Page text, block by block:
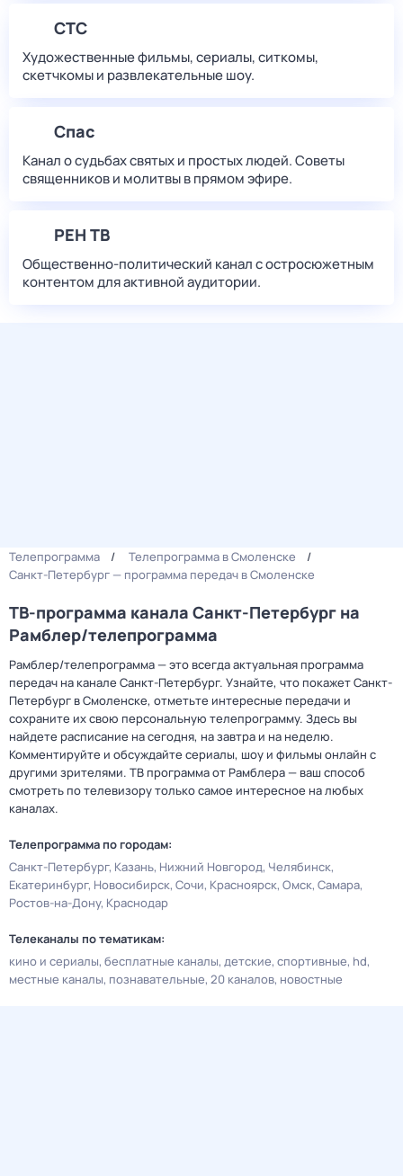
СТС
Художественные фильмы, сериалы, ситкомы,
скетчкомы и развлекательные шоу.
Спас
Канал о судьбах святых и простых людей. Советы
священников и молитвы в прямом эфире.
РЕН ТВ
Общественно-политический канал с остросюжетным
контентом для активной аудитории.
Телепрограмма
Телепрограмма в Смоленске
Санкт-Петербург — программа передач в Смоленске
ТВ-программа канала Санкт-Петербург на
Рамблер/телепрограмма
Рамблер/телепрограмма — это всегда актуальная программа
передач на канале Санкт-Петербург. Узнайте, что покажет Санкт-
Петербург в Смоленске, отметьте интересные передачи и
сохраните их свою персональную телепрограмму. Здесь вы
найдете расписание на сегодня, на завтра и на неделю.
Комментируйте и обсуждайте сериалы, шоу и фильмы онлайн с
другими зрителями. ТВ программа от Рамблера — ваш способ
смотреть по телевизору только самое интересное на любых
каналах.
Телепрограмма по городам:
Санкт-Петербург Казань Нижний Новгород Челябинск
Екатеринбург Новосибирск Сочи Красноярск Омск Самара
Ростов-на-Дону Краснодар
Телеканалы по тематикам:
кино и сериалы бесплатные каналы детские спортивные hd
местные каналы познавательные 20 каналов новостные